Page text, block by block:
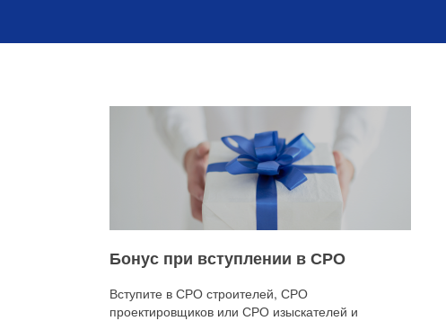
Бонус при вступлении в СРО
Вступите в СРО строителей, СРО
проектировщиков или СРО изыскателей и